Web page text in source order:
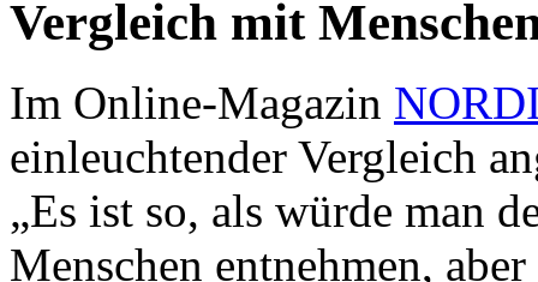
Vergleich mit
Im Online-Magazin
einleuchtender Vergleich
„Es ist so, als würde man
Menschen entnehmen,